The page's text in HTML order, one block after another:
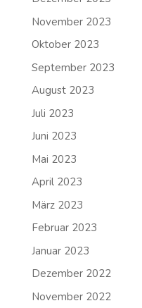
November 2023
Oktober 2023
September 2023
August 2023
Juli 2023
Juni 2023
Mai 2023
April 2023
März 2023
Februar 2023
Januar 2023
Dezember 2022
November 2022